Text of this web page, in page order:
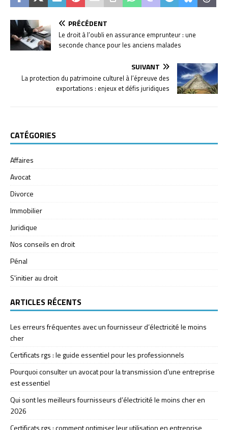
PRÉCÉDENT
Le droit à l’oubli en assurance emprunteur : une
seconde chance pour les anciens malades
SUIVANT
La protection du patrimoine culturel à l’épreuve des
exportations : enjeux et défis juridiques
CATÉGORIES
Affaires
Avocat
Divorce
Immobilier
Juridique
Nos conseils en droit
Pénal
S'initier au droit
ARTICLES RÉCENTS
Les erreurs fréquentes avec un fournisseur d’électricité le moins
cher
Certificats rgs : le guide essentiel pour les professionnels
Pourquoi consulter un avocat pour la transmission d’une entreprise
est essentiel
Qui sont les meilleurs fournisseurs d’électricité le moins cher en
2026